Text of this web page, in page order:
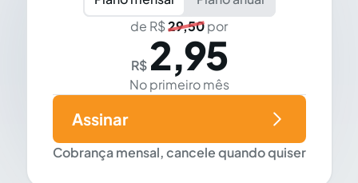
de R$29,50por
R$ 2,95
No primeiro mês
Cobrança mensal, cancele quando quiser
Assinar